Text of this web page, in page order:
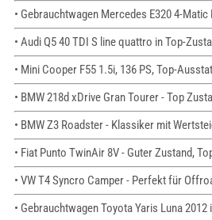
• Gebrauchtwagen Mercedes E320 4-Matic
• Audi Q5 40 TDI S line quattro in Top-
• Mini Cooper F55 1.5i, 136 PS, Top-
• BMW 218d xDrive Gran Tourer - Top
• BMW Z3 Roadster - Klassiker mit
• Fiat Punto TwinAir 8V - Guter Zustand,
• VW T4 Syncro Camper - Perfekt für
• Gebrauchtwagen Toyota Yaris Luna 2012